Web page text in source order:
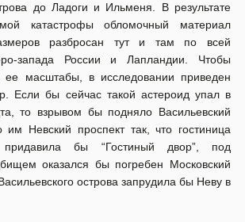
до Ладоги и Ильменя. В результате
катастрофы обломочный материал
разбросан тут и там по всей
запада России и Лапландии. Чтобы
ее масштабы, в исследовании приведен
Если бы сейчас такой астероид упал в
то взрывом бы подняло Васильевский
Невский проспект так, что гостиница
придавила бы “Гостиный двор”, под
оказался бы погребен Московский
острова запрудила бы Неву в